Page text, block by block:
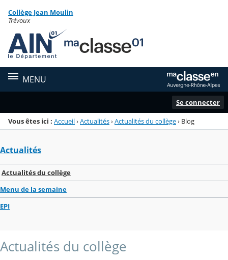
Menu de la rubrique
Contenu
Collège Jean Moulin
Trévoux
MENU
Se connecter
Vous êtes ici : Accueil›Actualités›Actualités du collège› Blog
Actualités
Actualités du collège
Menu de la semaine
EPI
Actualités du collège